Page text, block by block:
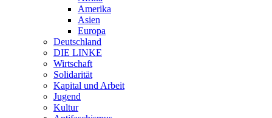
Amerika
Asien
Europa
Deutschland
DIE LINKE
Wirtschaft
Solidarität
Kapital und Arbeit
Jugend
Kultur